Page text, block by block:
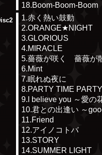
18.Boom-Boom-Boom
1.赤く熱い鼓動
2.ORANGE★NIGHT
3.GLORIOUS
4.MIRACLE
5.薔薇が咲く 薔薇が
6.Mint
7.眠れぬ夜に
8.PARTY TIME
9.I believe you ～愛の
10.君との出逢い ～
11.Friend
12.アイノコトバ
13.STORY
14.SUMMER LIGHT